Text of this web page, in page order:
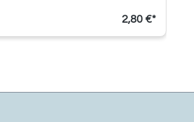
2,80 €*